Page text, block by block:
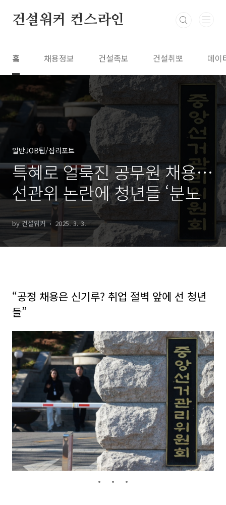
건설워커 컨스라인
홈 채용정보 건설족보 건설취뽀 데이
일반JOB팁/잡리포트
특혜로 얼룩진 공무원 채용…
선관위 논란에 청년들 ‘분노
by 건설워커 2025. 3. 3.
“공정 채용은 신기루? 취업 절벽 앞에 선 청년
들”